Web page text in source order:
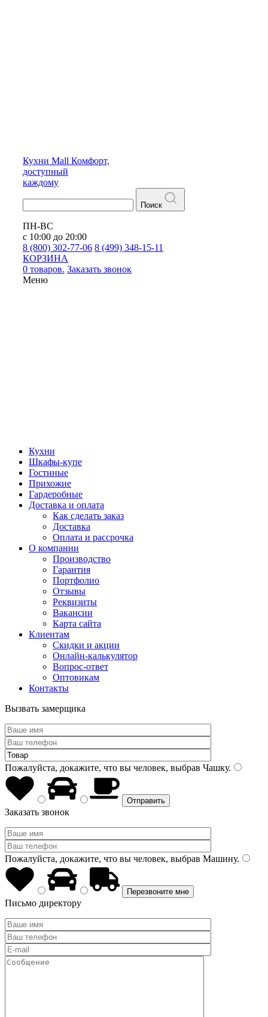
Кухни Mall Комфорт,
доступный
каждому
Поиск
ПН-ВС
с 10:00 до 20:00
8 (800) 302-77-06 8 (499) 348-15-11
КОРЗИНА
0 товаров. Заказать звонок
Меню
Кухни
Шкафы-купе
Гостиные
Прихожие
Гардеробные
Доставка и оплата
Как сделать заказ
Доставка
Оплата и рассрочка
О компании
Производство
Гарантия
Портфолио
Отзывы
Реквизиты
Вакансии
Карта сайта
Клиентам
Скидки и акции
Онлайн-калькулятор
Вопрос-ответ
Оптовикам
Контакты
Вызвать замерщика
Пожалуйста, докажите, что вы человек, выбрав Чашку.
Заказать звонок
Пожалуйста, докажите, что вы человек, выбрав Машину.
Письмо директору